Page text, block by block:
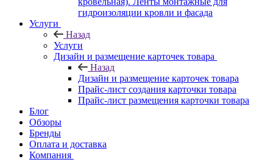
гидроизоляции кровли и фасада
Услуги
Назад
Услуги
Дизайн и размещение карточек товара
Назад
Дизайн и размещение карточек товара
Прайс-лист создания карточки товара
Прайс-лист размещения карточки товара
Блог
Обзоры
Бренды
Оплата и доставка
Компания